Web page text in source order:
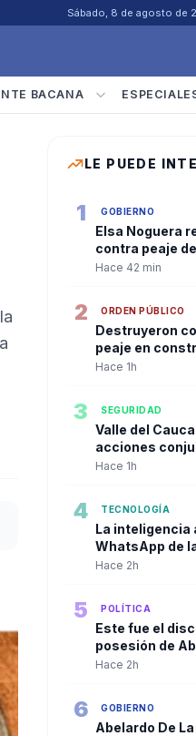
Sábado, 8 de agosto de
BACANA
LE PUEDE
1 GOBIERNO
Elsa Noguera
contra peaje
anunció
Hace 42 min
2 ORDEN PÚBLICO
Destruyeron
peaje en
norte del Cauca
Hace 1h
3 SEGURIDAD
Valle del
acciones
economías
Hace 1h
4 TECNOLOGÍA
La inteligencia
WhatsApp de
así cambia la
Hace 2h
5 POLÍTICA
Este fue el
posesión de
Espriella
Hace 2h
6 GOBIERNO
Abelardo De